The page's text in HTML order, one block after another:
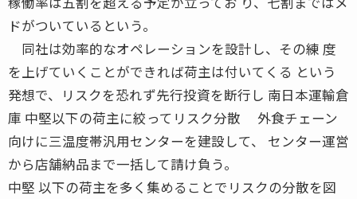
ドがついているという。
同社は効率的なオペレーションを設計し、その練 度
を上げていくことができれば荷主は付いてくる という
発想で、リスクを恐れず先行投資を断行し 南日本運輸倉
庫 中堅以下の荷主に絞ってリスク分散 外食チェーン
向けに三温度帯汎用センターを建設して、 センター運営
から店舗納品まで一括して請け負う。
中堅 以下の荷主を多く集めることでリスクの分散を図